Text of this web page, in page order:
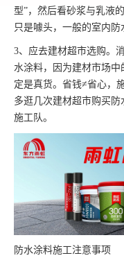
型”，然后看砂浆与乳液
只是噱头，一般的室内防
3、应去建材超市选购。
水涂料，因为建材市场
定是真货。省钱≠省心，
多逛几次建材超市购买
施工队。
防水涂料施工注意事项